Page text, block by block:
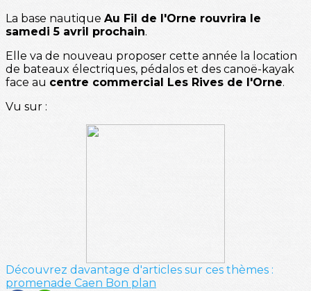
La base nautique Au Fil de l'Orne rouvrira le
samedi 5 avril prochain.
Elle va de nouveau proposer cette année la location
de bateaux électriques, pédalos et des canoë-kayak
face au centre commercial Les Rives de l'Orne.
Vu sur :
Découvrez davantage d'articles sur ces thèmes :
promenade Caen Bon plan